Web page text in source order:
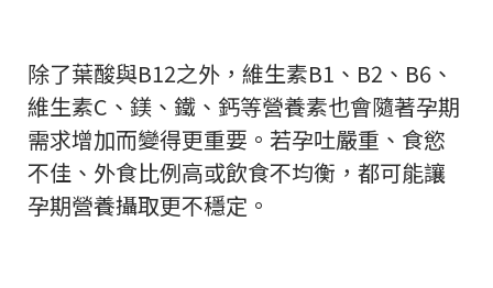
除了葉酸與B12之外，維生素B1、B2、B6、
維生素C、鎂、鐵、鈣等營養素也會隨著孕期
需求增加而變得更重要。若孕吐嚴重、食慾
不佳、外食比例高或飲食不均衡，都可能讓
孕期營養攝取更不穩定。